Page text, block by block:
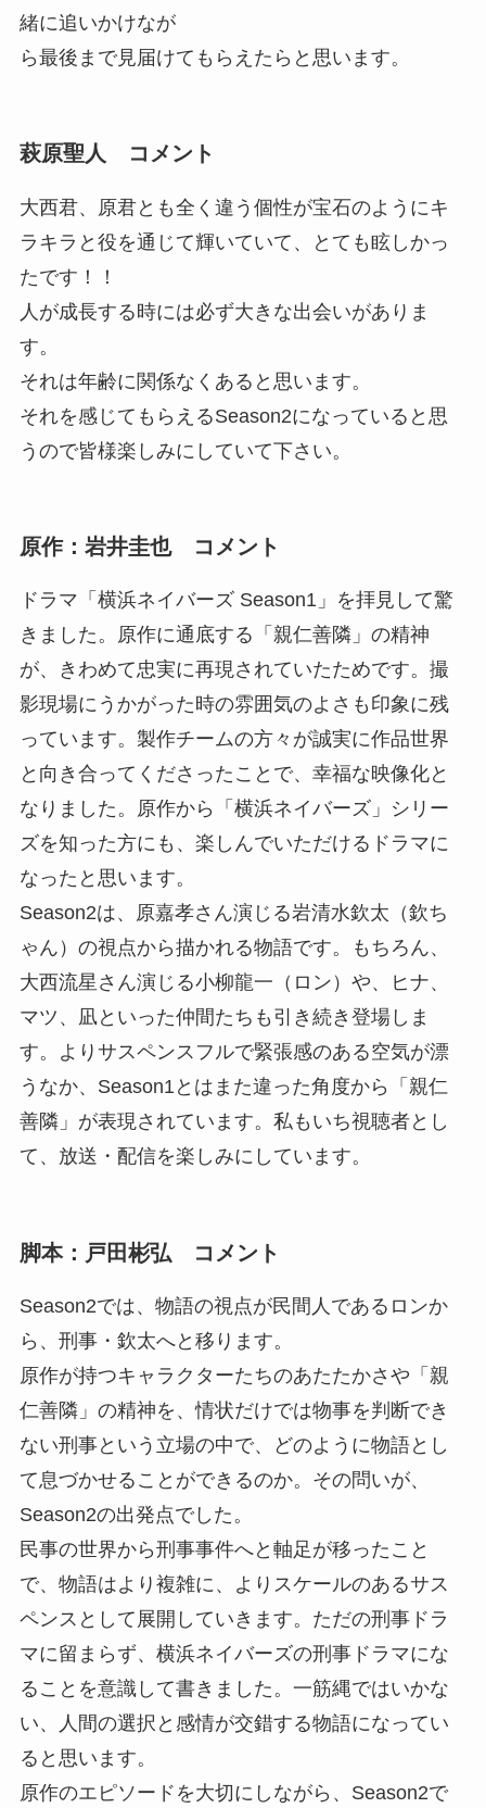
緒に追いかけなが
ら最後まで見届けてもらえたらと思います。
萩原聖人 コメント
大西君、原君とも全く違う個性が宝石のようにキ
ラキラと役を通じて輝いていて、とても眩しかっ
たです！！
人が成長する時には必ず大きな出会いがありま
す。
それは年齢に関係なくあると思います。
それを感じてもらえるSeason2になっていると思
うので皆様楽しみにしていて下さい。
原作：岩井圭也 コメント
ドラマ「横浜ネイバーズ Season1」を拝見して驚
きました。原作に通底する「親仁善隣」の精神
が、きわめて忠実に再現されていたためです。撮
影現場にうかがった時の雰囲気のよさも印象に残
っています。製作チームの方々が誠実に作品世界
と向き合ってくださったことで、幸福な映像化と
なりました。原作から「横浜ネイバーズ」シリー
ズを知った方にも、楽しんでいただけるドラマに
なったと思います。
Season2は、原嘉孝さん演じる岩清水欽太（欽ち
ゃん）の視点から描かれる物語です。もちろん、
大西流星さん演じる小柳龍一（ロン）や、ヒナ、
マツ、凪といった仲間たちも引き続き登場しま
す。よりサスペンスフルで緊張感のある空気が漂
うなか、Season1とはまた違った角度から「親仁
善隣」が表現されています。私もいち視聴者とし
て、放送・配信を楽しみにしています。
脚本：戸田彬弘 コメント
Season2では、物語の視点が民間人であるロンか
ら、刑事・欽太へと移ります。
原作が持つキャラクターたちのあたたかさや「親
仁善隣」の精神を、情状だけでは物事を判断でき
ない刑事という立場の中で、どのように物語とし
て息づかせることができるのか。その問いが、
Season2の出発点でした。
民事の世界から刑事事件へと軸足が移ったこと
で、物語はより複雑に、よりスケールのあるサス
ペンスとして展開していきます。ただの刑事ドラ
マに留まらず、横浜ネイバーズの刑事ドラマにな
ることを意識して書きました。一筋縄ではいかな
い、人間の選択と感情が交錯する物語になってい
ると思います。
原作のエピソードを大切にしながら、Season2で